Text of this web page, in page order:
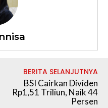
BERITA SELANJUTNYA
BSI Cairkan Dividen
Rp1,51 Triliun, Naik 44
Persen